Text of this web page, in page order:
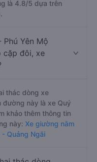
là 4.8/5 dựa trên
Yên Mộ
cặp đôi, xe
thác dòng xe
đường này là xe Quý
khảo thêm thông tin
này: Xe giường nằm
Quảng Ngãi